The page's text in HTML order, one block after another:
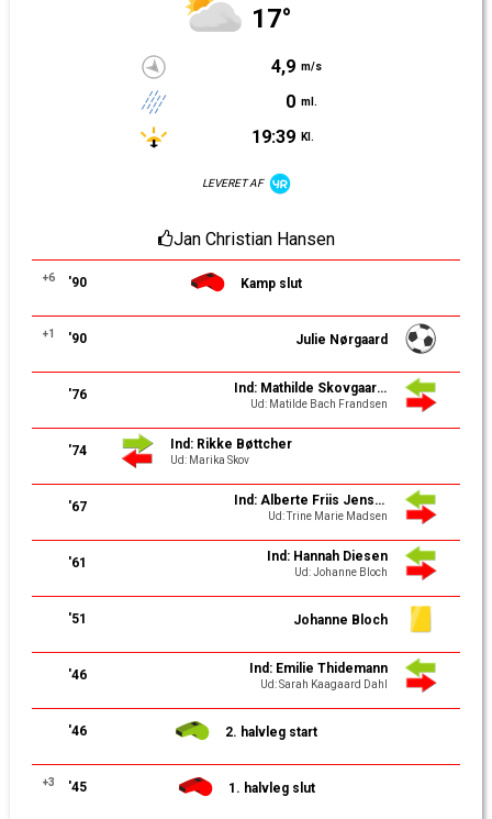
17°
4,9 m/s
0 ml.
19:39 Kl.
LEVERET AF
Jan Christian Hansen
'90
+6 Kamp slut
'90
+1 Julie Nørgaard
'76 Ind: Mathilde Skovgaard Mertz
Ud: Matilde Bach Frandsen
'74 Ind: Rikke Bøttcher
Ud: Marika Skov
'67 Ind: Alberte Friis Jensen
Ud: Trine Marie Madsen
'61 Ind: Hannah Diesen
Ud: Johanne Bloch
'51 Johanne Bloch
'46 Ind: Emilie Thidemann
Ud: Sarah Kaagaard Dahl
'46 2. halvleg start
'45
+3 1. halvleg slut